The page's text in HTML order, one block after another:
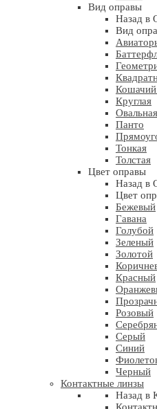
Вид оправы
Назад в
Вид
Кошачий
Круглая
Овальная
Панто
Тонкая
Толстая
Цвет оправы
Назад в
Цвет
Бежевый
Гавана
Голубой
Зеленый
Золотой
Красный
Розовый
Серый
Синий
Черный
Контактные линзы
Назад в